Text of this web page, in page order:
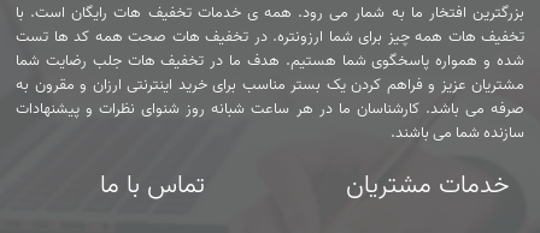
بزرگترین افتخار ما به شمار می رود. همه ی خدمات تخفیف هات رایگان است. با
تخفیف هات همه چیز برای شما ارزونتره. در تخفیف هات صحت همه کد ها تست
شده و همواره پاسخگوی شما هستیم. هدف ما در تخفیف هات جلب رضایت شما
مشتریان عزیز و فراهم کردن یک بستر مناسب برای خرید اینترنتی ارزان و مقرون به
صرفه می باشد. کارشناسان ما در هر ساعت شبانه روز شنوای نظرات و پیشنهادات
سازنده شما می باشند.
خدمات مشتریان تماس با ما